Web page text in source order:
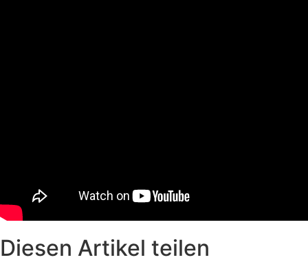
Diesen Artikel teilen